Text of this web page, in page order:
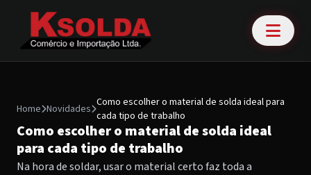
Home Novidades Como escolher o material de solda ideal para
cada tipo de trabalho
Como escolher o material de solda ideal
para cada tipo de trabalho
Na hora de soldar, usar o material certo faz toda a